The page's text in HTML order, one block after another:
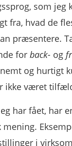
som jeg
fra, hvad de
præsentere.
forback- og
og hurtigt
ikke været
har fået, har
mening.
i